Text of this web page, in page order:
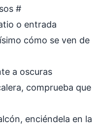
#
o entrada
cómo se ven de
a oscuras
comprueba que
enciéndela en la